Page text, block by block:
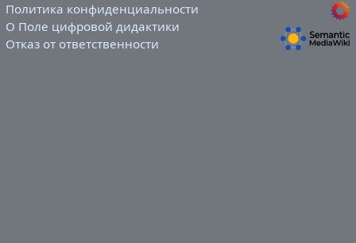
Политика конфиденциальности
О Поле цифровой дидактики
Отказ от ответственности